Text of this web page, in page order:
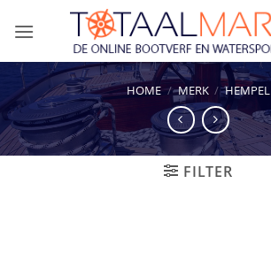
naar
HOME / MERK / HEMPEL
FILTER